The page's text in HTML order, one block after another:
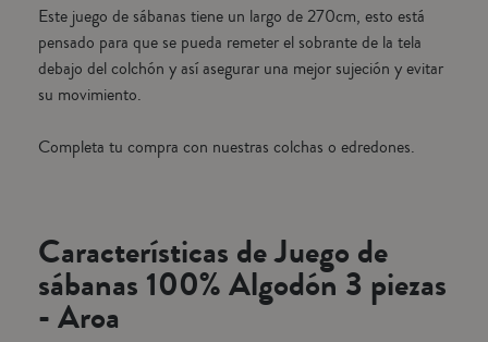
Este juego de sábanas tiene un largo de 270cm, esto está
pensado para que se pueda remeter el sobrante de la tela
debajo del colchón y así asegurar una mejor sujeción y evitar
su movimiento.
Completa tu compra con nuestras colchas o edredones.
Características de Juego de
sábanas 100% Algodón 3 piezas
- Aroa